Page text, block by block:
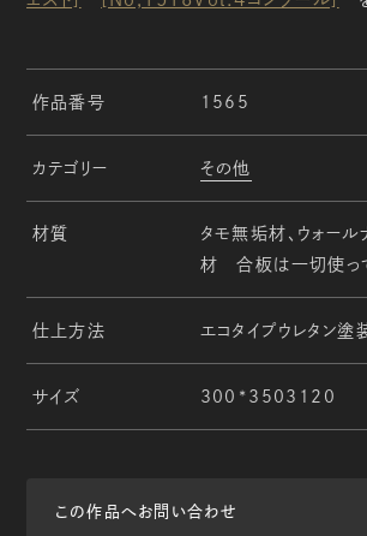
作品番号 1565
カテゴリー その他
材質 タモ無垢材、ウォー
材 合板は一切使って
仕上方法 エコタイプウレタン塗装
サイズ 300*3503120
この作品へお問い合わせ